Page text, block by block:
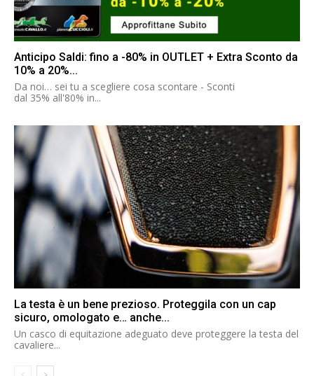
Anticipo Saldi: fino a -80% in OUTLET + Extra Sconto da
10% a 20%...
Da noi… sei tu a scegliere cosa scontare - Sconti
dal 35% all'80% in...
La testa è un bene prezioso. Proteggila con un cap
sicuro, omologato e… anche...
Un casco di equitazione adeguato deve proteggere la testa del
cavaliere...